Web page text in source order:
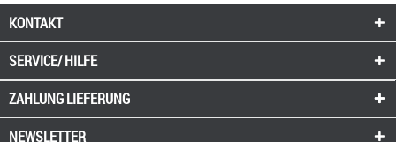
KONTAKT
SERVICE/ HILFE
ZAHLUNGLIEFERUNG
NEWSLETTER